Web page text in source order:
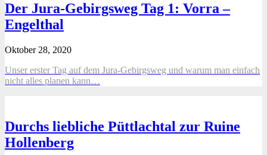
Der Jura-Gebirgsweg Tag 1: Vorra –
Engelthal
Oktober 28, 2020
Unser erster Tag auf dem Jura-Gebirgsweg und warum man einfach
nicht alles planen kann…
Durchs liebliche Püttlachtal zur Ruine
Hollenberg